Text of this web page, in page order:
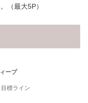
（最大5P）